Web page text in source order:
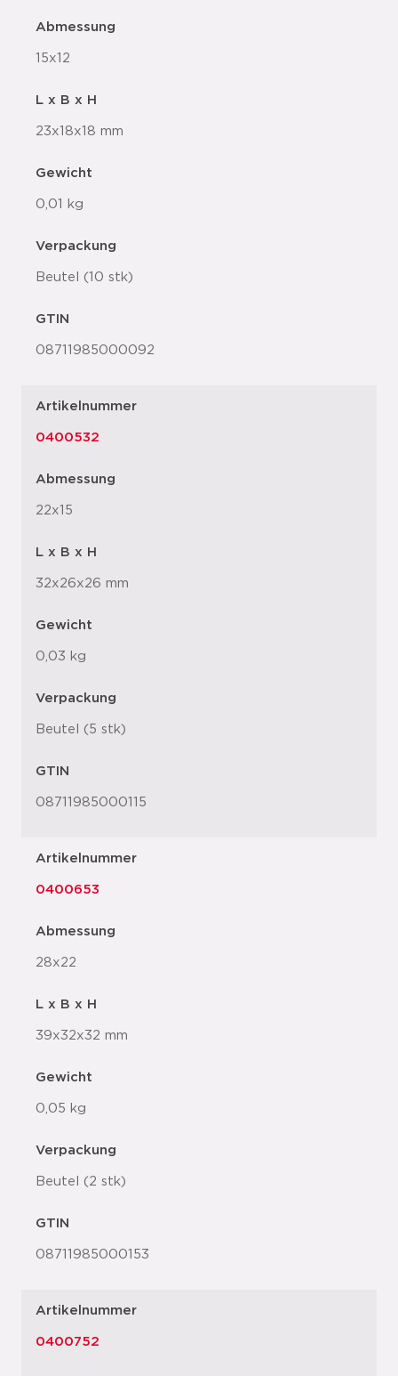
Abmessung
15x12
L x B x H
23x18x18 mm
Gewicht
0,01 kg
Verpackung
Beutel (10 stk)
GTIN
08711985000092
Artikelnummer
0400532
Abmessung
22x15
L x B x H
32x26x26 mm
Gewicht
0,03 kg
Verpackung
Beutel (5 stk)
GTIN
08711985000115
Artikelnummer
0400653
Abmessung
28x22
L x B x H
39x32x32 mm
Gewicht
0,05 kg
Verpackung
Beutel (2 stk)
GTIN
08711985000153
Artikelnummer
0400752